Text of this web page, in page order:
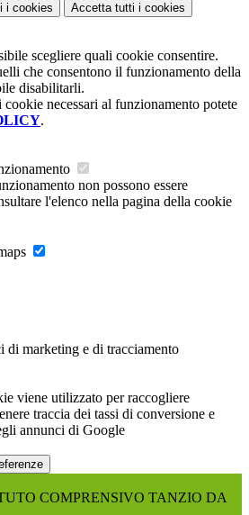
i cookies Accetta tutti i cookies
scegliere quali cookie consentire.
che consentono il funzionamento della
disabilitarli.
necessari al funzionamento potete
.
non possono essere
l'elenco nella pagina della cookie
di marketing e di tracciamento
viene utilizzato per raccogliere
traccia dei tassi di conversione e
annunci di Google
COMPRENSIVO TANZIO DA